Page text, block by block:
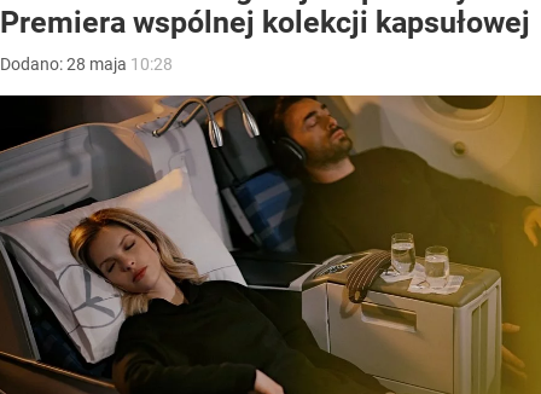
Premiera wspólnej kolekcji kapsułowej
Dodano:28 maja 10:28